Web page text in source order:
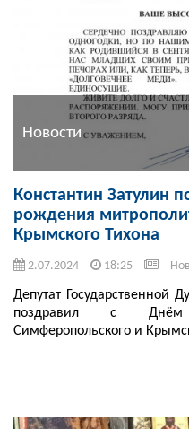
Новости
Константин Затулин
рождения
Крымского Тихона
2.07.2024 18:25
Депутат Государственной
поздравил с Днём
Симферопольского и